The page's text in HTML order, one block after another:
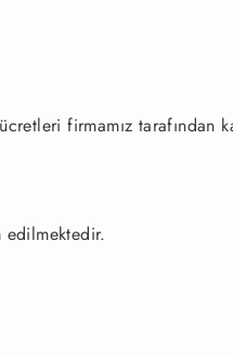
firmamız tarafından